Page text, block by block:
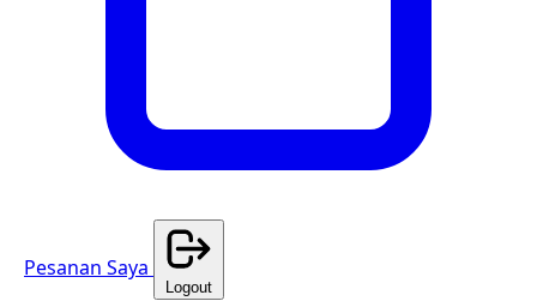
Pesanan Saya
Logout